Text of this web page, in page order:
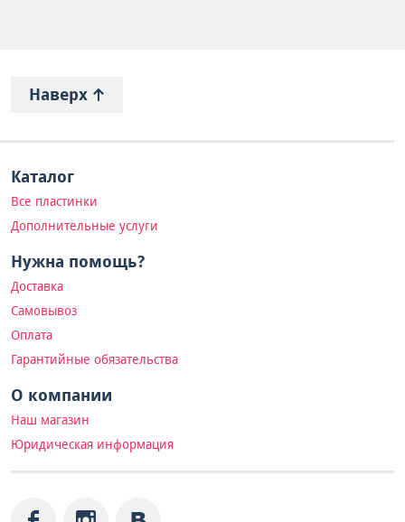
Наверх
Каталог
Все пластинки
Дополнительные услуги
Нужна помощь?
Доставка
Самовывоз
Оплата
Гарантийные обязательства
О компании
Наш магазин
Юридическая информация